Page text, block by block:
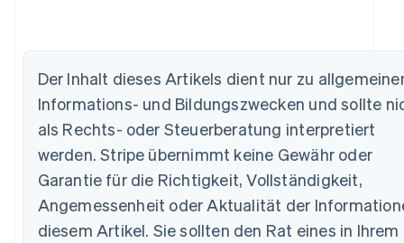
Der Inhalt dieses Artikels dient nur zu
Informations- und Bildungszwecken und sollte
als Rechts- oder Steuerberatung interpretiert
werden. Stripe übernimmt keine Gewähr oder
Garantie für die Richtigkeit, Vollständigkeit,
Angemessenheit oder Aktualität der
diesem Artikel. Sie sollten den Rat eines in Ihrem
English
Belgien
Nederlands FrançaisDeutsch English
Brasilien
PortuguêsEnglish
Bulgarien